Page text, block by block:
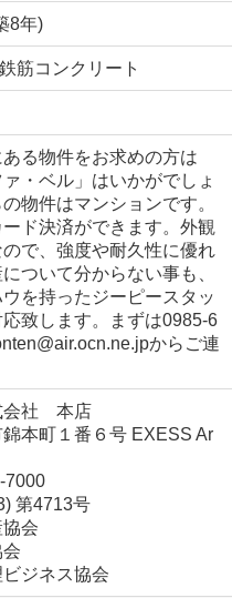
8年)
筋コンクリート
る物件をお求めの方は
ァ・ベル」はいかがでしょ
物件はマンションです。
ド決済ができます。外観
で、強度や耐久性に優れ
ついて分からない事も、
を持ったジーピースタッ
致します。まずは0985-6
からご連
会社 本店
本町１番６号 EXESS Ar
7000
第4713号
会
ジネス協会